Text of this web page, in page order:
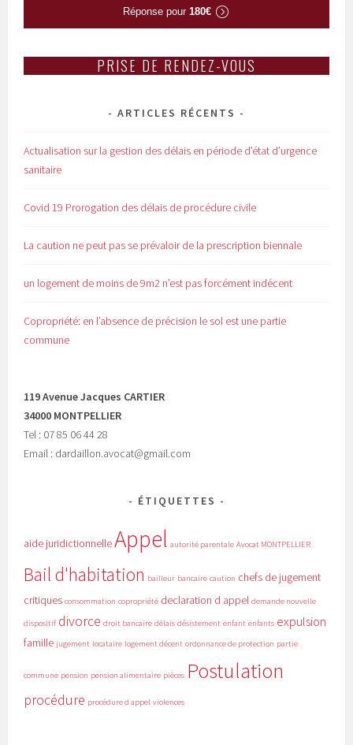
Réponse pour 180€
PRISE DE RENDEZ-VOUS
ARTICLES RÉCENTS
Actualisation sur la gestion des délais en période d’état d’urgence
sanitaire
Covid 19 Prorogation des délais de procédure civile
La caution ne peut pas se prévaloir de la prescription biennale
un logement de moins de 9m2 n’est pas forcément indécent
Copropriété: en l’absence de précision le sol est une partie
commune
119 Avenue Jacques CARTIER
34000 MONTPELLIER
Tel : 07 85 06 44 28
Email : dardaillon.avocat@gmail.com
ÉTIQUETTES
aide juridictionnelleAppel autorité parentale Avocat MONTPELLIER
Bail d'habitation bailleur bancaire caution chefs de jugement
critiques consommation copropriété declaration d appel demande nouvelle
dispositif divorce droit bancaire délais désistement enfant enfants expulsion
famille jugement locataire logement décent ordonnance de protection partie
commune pension pension alimentaire pièces Postulation
procédure procédure d appel violences